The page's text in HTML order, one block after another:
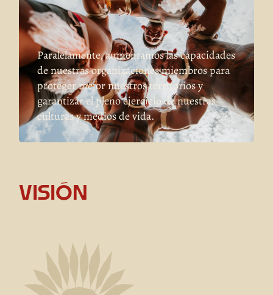
Paralelamente, aumentamos las capacidades
de nuestras organizaciones miembros para
proteger mejor nuestros territorios y
garantizar el pleno ejercicio de nuestras
culturas y medios de vida.
VISIÓN